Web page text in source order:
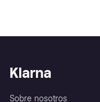
Klarna
Sobre nosotros